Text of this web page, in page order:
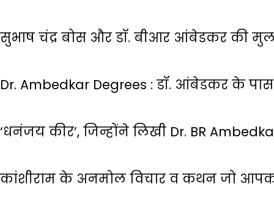
सुभाष चंद्र बोस और डॉ. बीआर आंबेडकर की
Dr. Ambedkar Degrees : डॉ. आंबेडकर के पास
‘धनंजय कीर’, जिन्होंने लिखी Dr. BR
कांशीराम के अनमोल विचार व कथन जो